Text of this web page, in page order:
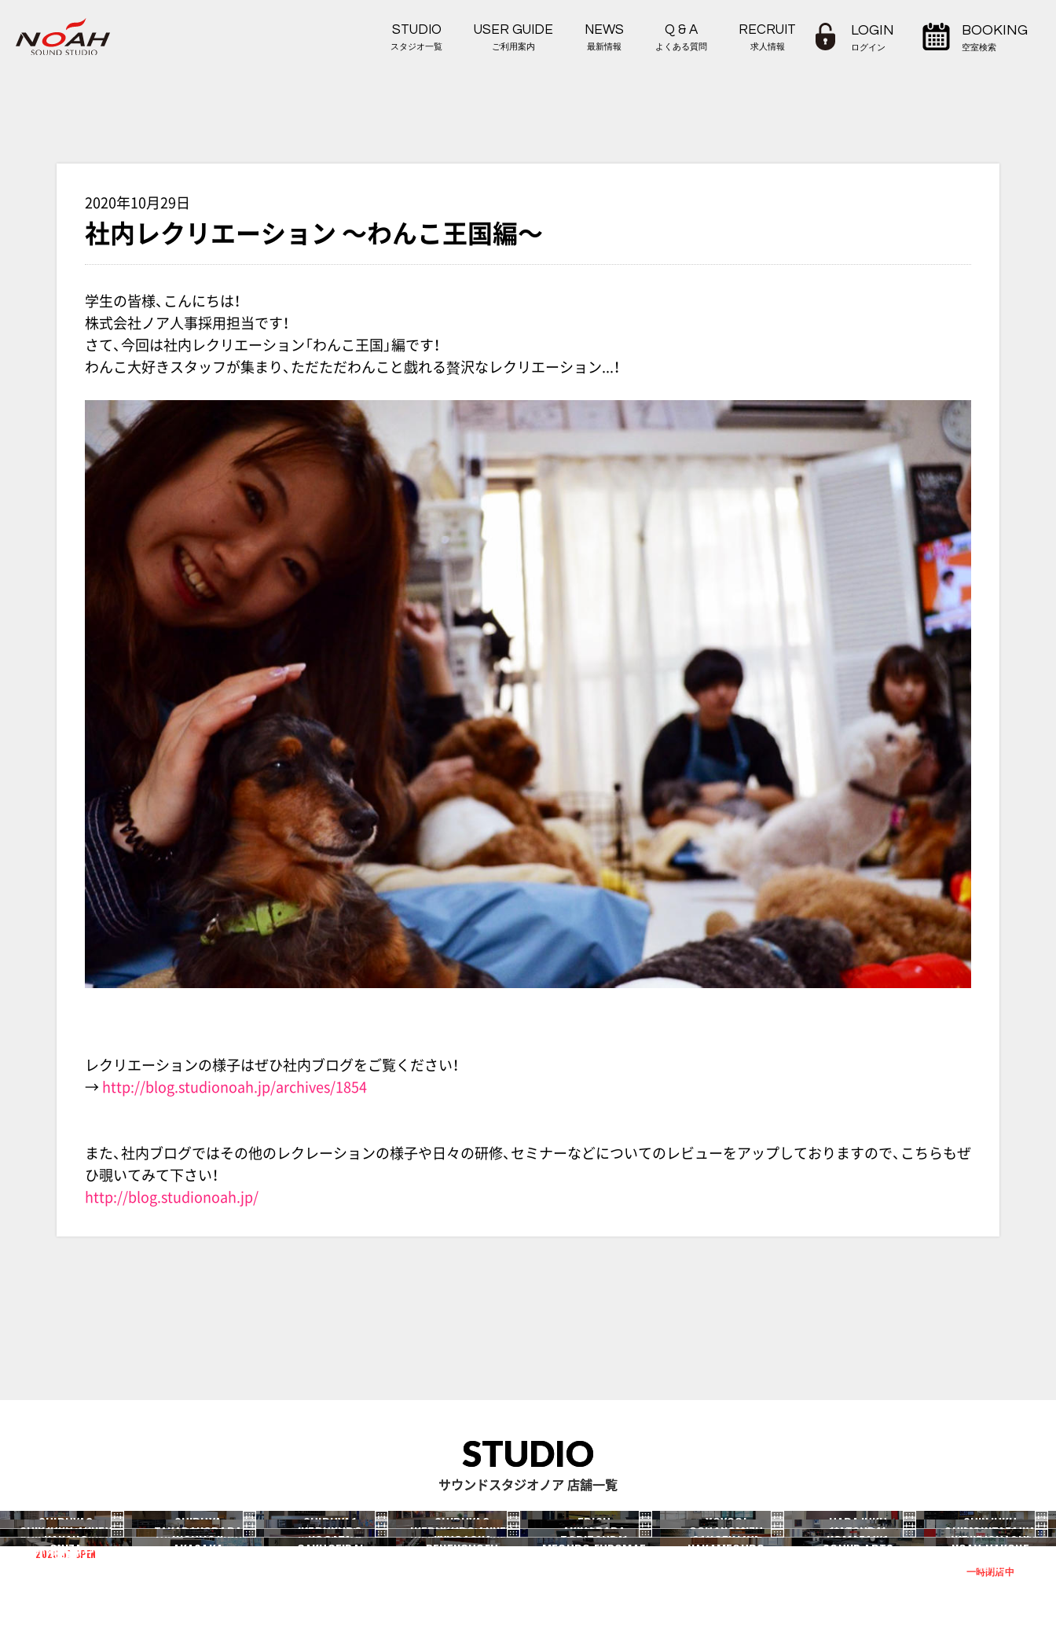
STUDIO
スタジオ一覧
USER GUIDE
ご利用案内
NEWS
最新情報
Q & A
よくある質問
RECRUIT
求人情報
LOGIN
ログイン
BOOKING
空室検索
2020年10月29日
社内レクリエーション 〜わんこ王国編〜
学生の皆様、こんにちは！
株式会社ノア人事採用担当です！
さて、今回は社内レクリエーション「わんこ王国」編です！
わんこ大好きスタッフが集まり、ただただわんこと戯れる贅沢なレクリエーション...！
レクリエーションの様子はぜひ社内ブログをご覧ください！
→ http://blog.studionoah.jp/archives/1854
また、社内ブログではその他のレクレーションの様子や日々の研修、セミナーなどについてのレビューをアップしておりますので、こちらもぜ
ひ覗いてみて下さい！
http://blog.studionoah.jp/
STUDIO
サウンドスタジオノア 店舗一覧
SHIBUYA3
渋谷3号
2026.07 OPEN
SHIBUYA
渋谷本店
SHIBUYA1
渋谷1号
SHIBUYA2
渋谷2号
EBISU
恵比寿
YOYOGI
代々木
HARAJUKU
原宿
SHINJUKU
新宿
SHINJUKU ANNEX
新宿ANNEX
TAKADANOBABA
高田馬場
IKEBUKURO
池袋
IKEBUKURO ANNEX
池袋ANNEX
AKIHABARA
秋葉原
OCHANOMIZU
御茶ノ水
HATSUDAI
初台
SHIMOKITAZAWA
下北沢
NAKANO
中野
KICHIJOJI NOGATA JIYUGAOKA TORITSUDAI SANGENJAYA KOMAZAWA IKEJIRIOHASHI
一時閉店中
GINZA AKASAKA GAKUGEIDAI DENENCHOFU MEGURO FUDOMAE NAKAMEGURO SOUND ARTS NOAH HAKONE
箱根